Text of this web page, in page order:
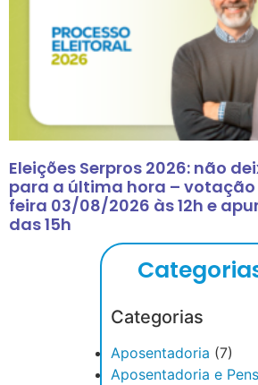
Eleições Serpros 2026: não
para a última hora –
feira 03/08/2026 às 12h e
das 15h
Categorias
Aposentadoria (7)
Aposentadoria e